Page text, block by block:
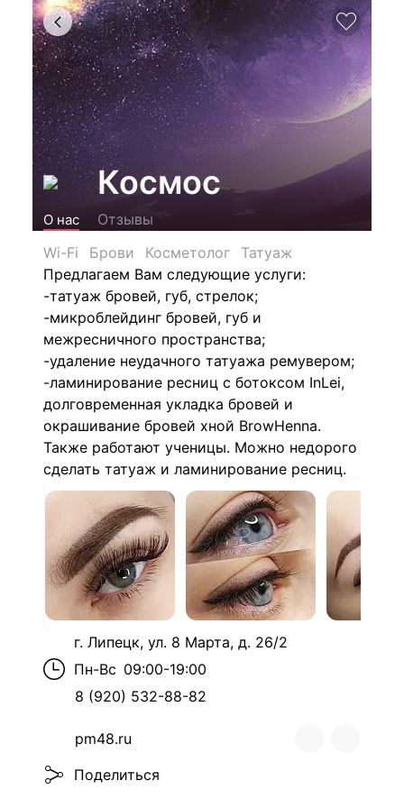
Космос
О нас
Отзывы
Wi-Fi
Брови Косметолог
Татуаж
Предлагаем Вам следующие услуги:
-татуаж бровей, губ, стрелок;
-микроблейдинг бровей, губ и
межресничного пространства;
-удаление неудачного татуажа ремувером;
-ламинирование ресниц с ботоксом InLei,
долговременная укладка бровей и
окрашивание бровей хной BrowHenna.
Также работают ученицы. Можно недорого
сделать татуаж и ламинирование ресниц.
г. Липецк, ул. 8 Марта, д. 26/2
Пн-Вс 09:00-19:00
8 (920) 532-88-82
pm48.ru
Поделиться